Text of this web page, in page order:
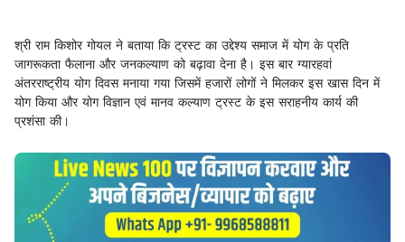
श्री राम किशोर गोयल ने बताया कि ट्रस्ट का उद्देश्य समाज में योग के प्रति
जागरूकता फैलाना और जनकल्याण को बढ़ावा देना है। इस बार ग्यारहवां
अंतरराष्ट्रीय योग दिवस मनाया गया जिसमें हजारों लोगों ने मिलकर इस खास दिन में
योग किया और योग विज्ञान एवं मानव कल्याण ट्रस्ट के इस सराहनीय कार्य की
प्रशंसा की।